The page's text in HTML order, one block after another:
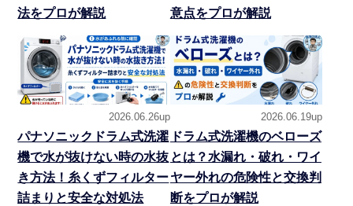
法をプロが解説
意点をプロが解説
2026.06.26up
パナソニックドラム式洗濯
機で水が抜けない時の水抜
き方法！糸くずフィルター
詰まりと安全な対処法
2026.06.19up
ドラム式洗濯機のベローズ
とは？水漏れ・破れ・ワイ
ヤー外れの危険性と交換判
断をプロが解説